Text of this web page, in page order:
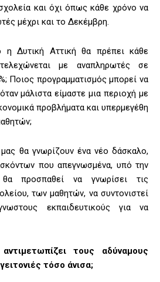
και όχι όπως κάθε χρόνο να
μέχρι και το Δεκέμβρη.
η Δυτική Αττική θα πρέπει κάθε
με αναπληρωτές σε
Ποιος προγραμματισμός μπορεί να
μάλιστα είμαστε μια περιοχή με
προβλήματα και υπερμεγέθη
θα γνωρίζουν ένα νέο δάσκαλο,
που απεγνωσμένα, υπό την
προσπαθεί να γνωρίσει τις
των μαθητών, να συντονιστεί
εκπαιδευτικούς για να
τους αδύναμους
τόσο άνισα;